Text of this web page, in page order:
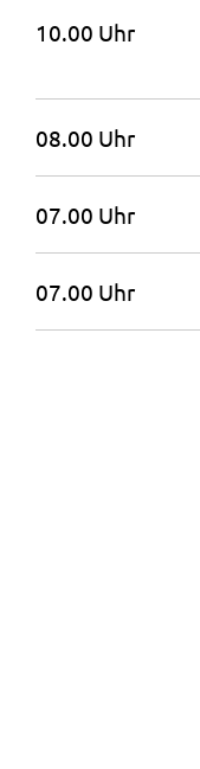
10.00 Uhr
08.00 Uhr
07.00 Uhr
07.00 Uhr